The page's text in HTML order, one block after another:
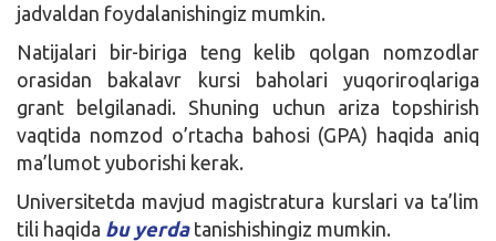
jadvaldan foydalanishingiz mumkin.
Natijalari bir-biriga teng kelib qolgan nomzodlar
orasidan bakalavr kursi baholari yuqoriroqlariga
grant belgilanadi. Shuning uchun ariza topshirish
vaqtida nomzod o’rtacha bahosi (GPA) haqida aniq
ma’lumot yuborishi kerak.
Universitetda mavjud magistratura kurslari va ta’lim
tili haqida bu yerdatanishishingiz mumkin.